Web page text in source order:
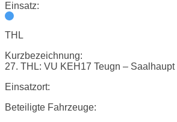
Einsatz:
THL
Kurzbezeichnung:
27. THL: VU KEH17 Teugn –
Einsatzort:
Beteiligte Fahrzeuge: